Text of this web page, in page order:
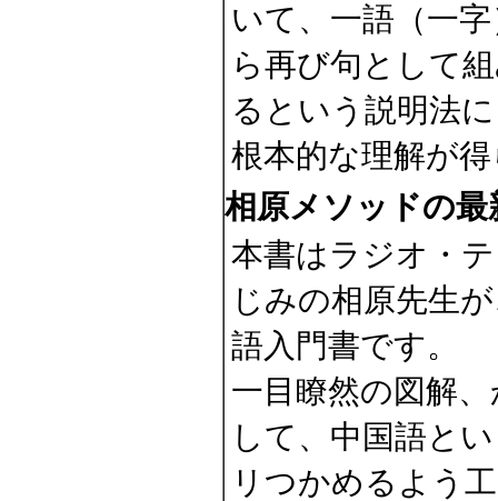
いて、一語（一
ら再び句として
るという説明法
根本的な理解が
相原メソッドの最
本書はラジオ・
じみの相原先生
語入門書です。
一目瞭然の図解
して、中国語と
リつかめるよう